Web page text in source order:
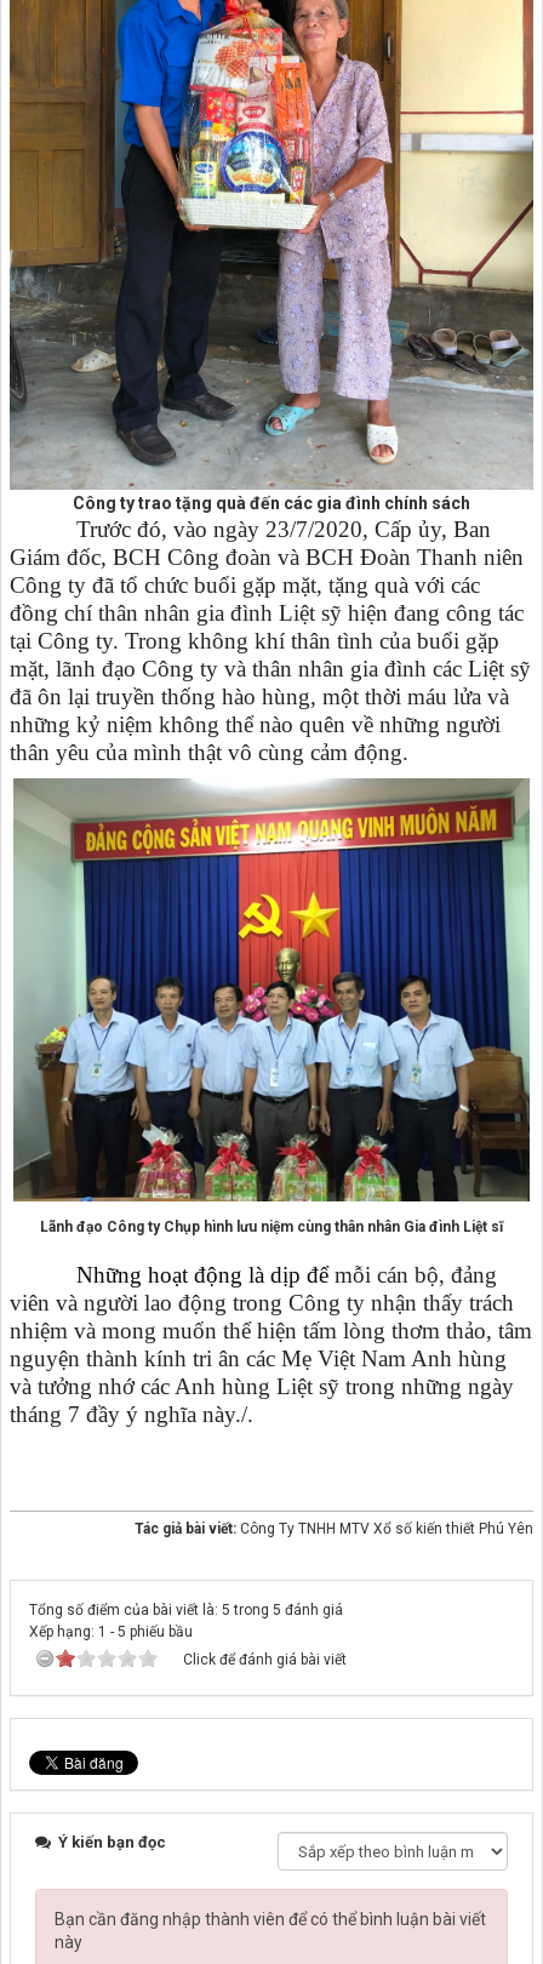
Công ty trao tặng quà đến các gia đình chính sách
Trước đó, vào ngày 23/7/2020, Cấp ủy, Ban
Giám đốc, BCH Công đoàn và BCH Đoàn Thanh niên
Công ty đã tổ chức buổi gặp mặt, tặng quà với các
đồng chí thân nhân gia đình Liệt sỹ hiện đang công tác
tại Công ty. Trong không khí thân tình của buổi gặp
mặt, lãnh đạo Công ty và thân nhân gia đình các Liệt sỹ
đã ôn lại truyền thống hào hùng, một thời máu lửa và
những kỷ niệm không thể nào quên về những người
thân yêu của mình thật vô cùng cảm động.
Lãnh đạo Công ty Chụp hình lưu niệm cùng thân nhân Gia đình Liệt sĩ
Những hoạt động là dịp đểmỗi cán bộ, đảng
viên và người lao động trong Công ty nhận thấy trách
nhiệm và mong muốn thể hiện tấm lòng thơm thảo, tâm
nguyện thành kính tri ân các Mẹ Việt Nam Anh hùng
và tưởng nhớ các Anh hùng Liệt sỹ trong những ngày
tháng 7 đầy ý nghĩa này./.
Tác giả bài viết: Công Ty TNHH MTV Xổ số kiến thiết Phú Yên
Tổng số điểm của bài viết là: 5 trong 5 đánh giá
Xếp hạng: 1 - 5 phiếu bầu
Click để đánh giá bài viết
Ý kiến bạn đọc
Bạn cần đăng nhập thành viên để có thể bình luận bài viết
này